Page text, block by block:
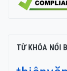
TỪ KHÓA NỔI